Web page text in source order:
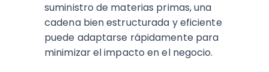
suministro de materias primas, una
cadena bien estructurada y eficiente
puede adaptarse rápidamente para
minimizar el impacto en el negocio.